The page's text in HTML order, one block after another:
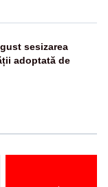
sesizarea
adoptată de